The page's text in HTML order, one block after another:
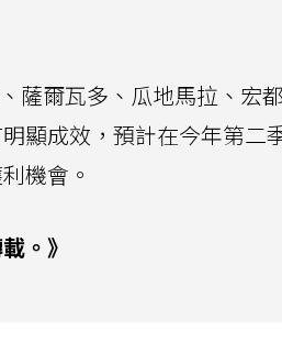
薩爾瓦多、瓜地馬拉、宏
顯成效，預計在今年第二
機會。
。》